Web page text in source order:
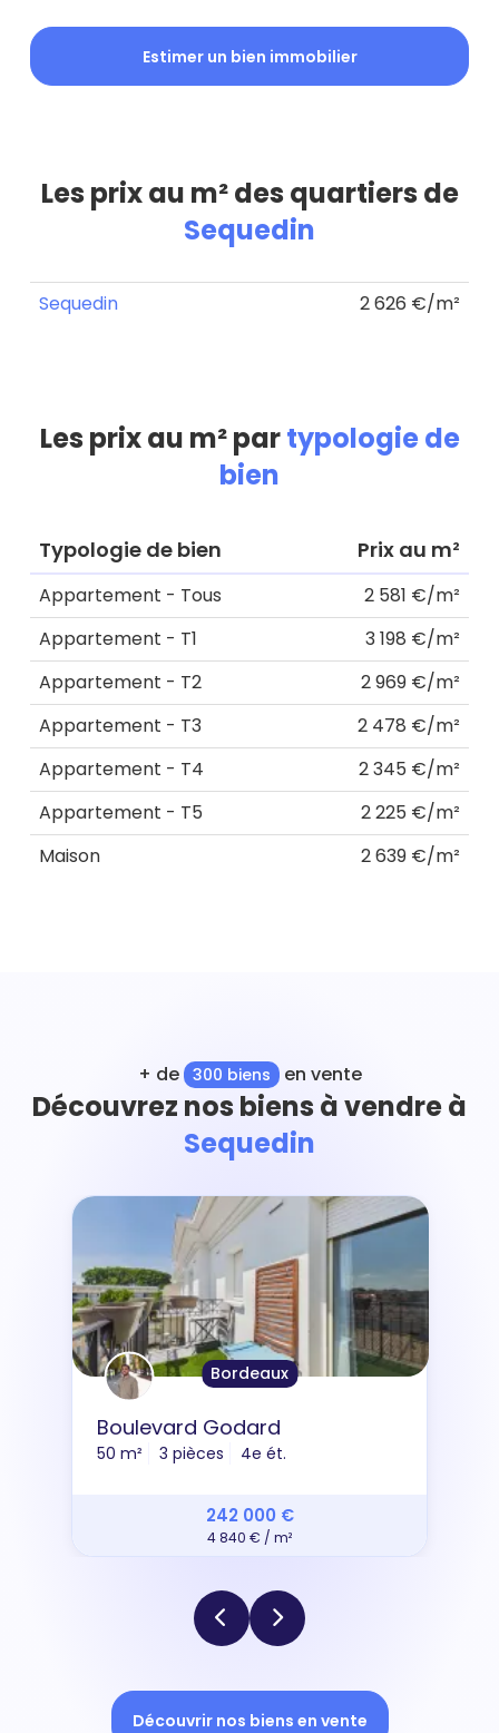
Estimer un bien immobilier
Les prix au m² des quartiers de
Sequedin
Sequedin 2 626 €/m²
Les prix au m² partypologie de
bien
Typologie de bien Prix au m²
Appartement - Tous
2 581 €/m²
Appartement - T1
3 198 €/m²
Appartement - T2
2 969 €/m²
Appartement - T3
2 478 €/m²
Appartement - T4
2 345 €/m²
Appartement - T5
2 225 €/m²
Maison
2 639 €/m²
+ de 300 biens en vente
Découvrez nos biens à vendre à
Sequedin
Bordeaux
Boulevard Godard
50 m² 3 pièces 4e ét.
242 000 €
4 840 € / m²
Découvrir nos biens en vente